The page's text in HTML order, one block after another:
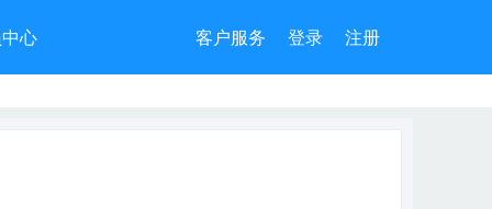
心 客户服务 登录 注册